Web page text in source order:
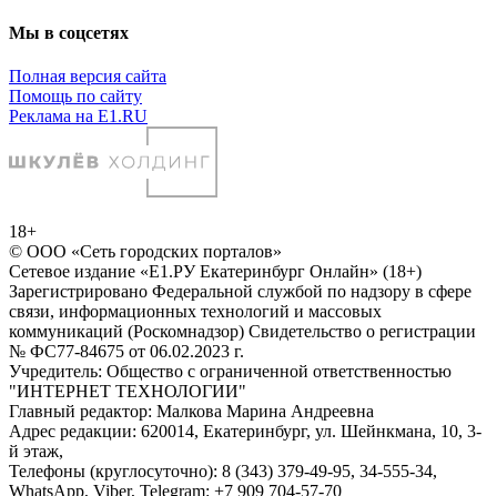
Мы в соцсетях
Полная версия сайта
Помощь по сайту
Реклама на E1.RU
18+
© ООО «Сеть городских порталов»
Сетевое издание «Е1.РУ Екатеринбург Онлайн» (18+)
Зарегистрировано Федеральной службой по надзору в сфере
связи, информационных технологий и массовых
коммуникаций (Роскомнадзор) Свидетельство о регистрации
№ ФС77-84675 от 06.02.2023 г.
Учредитель: Общество с ограниченной ответственностью
"ИНТЕРНЕТ ТЕХНОЛОГИИ"
Главный редактор: Малкова Марина Андреевна
Адрес редакции: 620014, Екатеринбург, ул. Шейнкмана, 10, 3-
й этаж,
Телефоны (круглосуточно): 8 (343) 379-49-95, 34-555-34,
WhatsApp, Viber, Telegram: +7 909 704-57-70